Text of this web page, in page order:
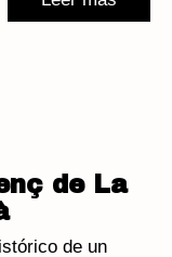
de La
de un